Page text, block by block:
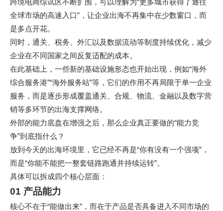
跨境电商综试区不断扩围，可以理解为“更多城市获得了通往
全球市场的高速入口”，让企业出海不再集中在少数窗口，而
是多点开花。
同时，通关、税务、外汇以及数据流动等制度持续优化，减少
企业在不同国家之间反复适配的成本。
在此基础上，一些新的基础设施形态也开始出现，例如“海外
综合服务港”“海外服务站”等，它们的作用不再局限于单一企业
服务，而是逐步形成覆盖通关、合规、物流、金融以及数字营
销等多环节的出海支撑网络。
外部的能力底盘在增强之后，那么企业真正要做的“能力竞
争”到底指什么？
放到今天的出海环境里，它已经不再是“你有没有一个强项”，
而是“你能不能把一整套链路跑通并持续运转”。
具体可以拆成四个核心层面：
01 产品能力
核心不在于“能做出来”，而在于产品是否具备进入不同市场的